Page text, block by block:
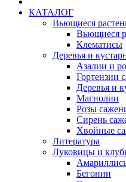
КАТАЛОГ
Вьющиеся
Вьющиеся
Клематисы
Деревья и
Азалии и
Гортензии
Деревья и
Магнолии
Розы
Сирень
Хвойные
Литература
Луковицы и
Бегонии